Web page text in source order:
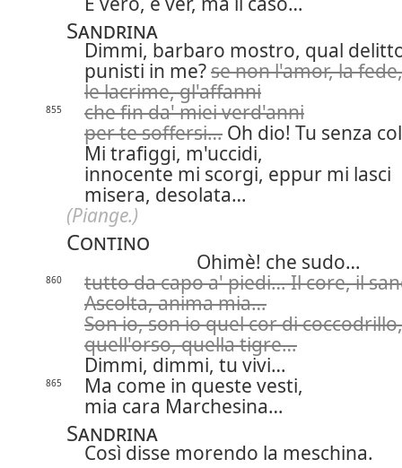
Sandrina
Dimmi, barbaro mostro, qual
punisti in me?se non l'amor, la fede,
le lacrime, gl'affanni
855
che fin da' miei verd'anni
per te soffersi… Oh dio! Tu senza
Mi trafiggi, m'uccidi,
innocente mi scorgi, eppur mi lasci
misera, desolata…
(Piange.)
Contino
Ohimè! che sudo…
860
tutto da capo a' piedi… Il core, il
Ascolta, anima mia…
Son io, son io quel cor di coccodrillo,
quell'orso, quella tigre…
Dimmi, dimmi, tu vivi…
865
Ma come in queste vesti,
mia cara Marchesina…
Sandrina
Così disse morendo la meschina.